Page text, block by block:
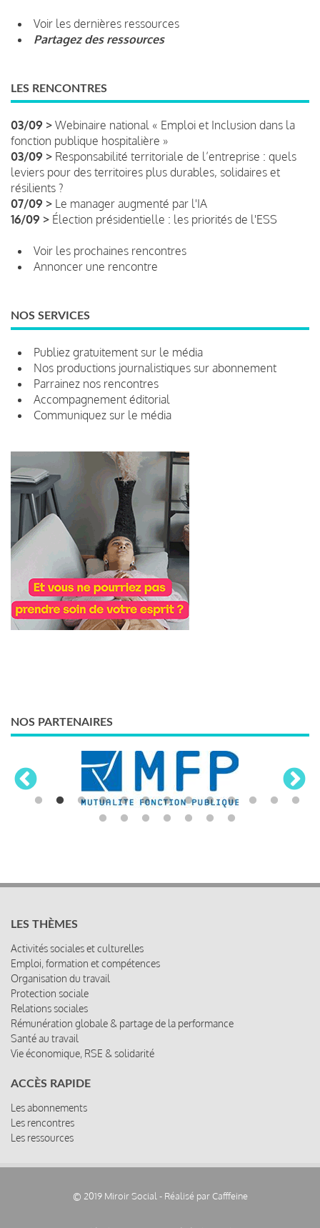
Voir les dernières ressources
Partagez des ressources
LES RENCONTRES
03/09 > Webinaire national « Emploi et Inclusion dans la
fonction publique hospitalière »
03/09 > Responsabilité territoriale de l’entreprise : quels
leviers pour des territoires plus durables, solidaires et
résilients ?
07/09 > Le manager augmenté par l'IA
16/09 > Élection présidentielle : les priorités de l'ESS
Voir les prochaines rencontres
Annoncer une rencontre
NOS SERVICES
Publiez gratuitement sur le média
Nos productions journalistiques sur abonnement
Parrainez nos rencontres
Accompagnement éditorial
Communiquez sur le média
NOS PARTENAIRES
LES THÈMES
Activités sociales et culturelles
Emploi, formation et compétences
Organisation du travail
Protection sociale
Relations sociales
Rémunération globale & partage de la performance
Santé au travail
Vie économique, RSE & solidarité
ACCÈS RAPIDE
Les abonnements
Les rencontres
Les ressources
© 2019 Miroir Social - Réalisé par Cafffeine